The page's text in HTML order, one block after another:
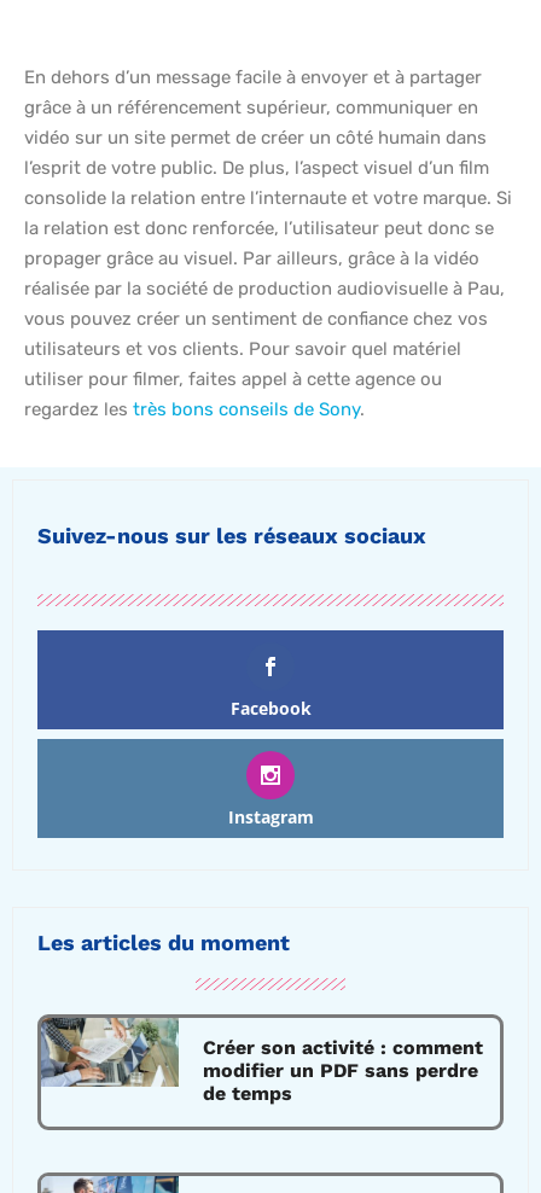
En dehors d’un message facile à envoyer et à partager
grâce à un référencement supérieur, communiquer en
vidéo sur un site permet de créer un côté humain dans
l’esprit de votre public. De plus, l’aspect visuel d’un film
consolide la relation entre l’internaute et votre marque. Si
la relation est donc renforcée, l’utilisateur peut donc se
propager grâce au visuel. Par ailleurs, grâce à la vidéo
réalisée par la société de production audiovisuelle à Pau,
vous pouvez créer un sentiment de confiance chez vos
utilisateurs et vos clients. Pour savoir quel matériel
utiliser pour filmer, faites appel à cette agence ou
regardez les très bons conseils de Sony.
Suivez-nous sur les réseaux sociaux
Facebook
Instagram
Les articles du moment
Créer son activité : comment
modifier un PDF sans perdre
de temps